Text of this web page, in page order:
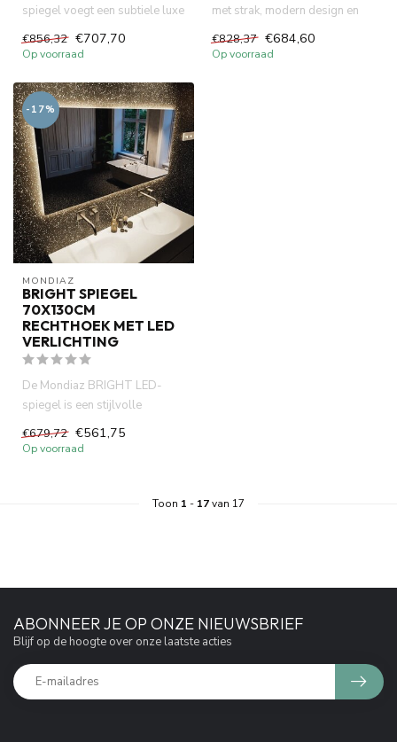
spiegel voegt een subtiele luxe
toe aan de badkamer. Het s...
€856,32 €707,70
Op voorraad
met strak, modern design en
warme, energiezuinige LED...
€828,37 €684,60
Op voorraad
-17%
MONDIAZ
BRIGHT SPIEGEL
70X130CM
RECHTHOEK MET LED
VERLICHTING
De Mondiaz BRIGHT LED-
spiegel is een stijlvolle
badkamerspiegel met zuinige
LED-...
€679,72 €561,75
Op voorraad
Toon 1 - 17van 17
ABONNEER JE OP ONZE NIEUWSBRIEF
Blijf op de hoogte over onze laatste acties